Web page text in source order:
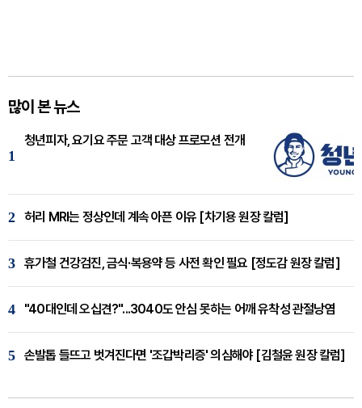
많이 본 뉴스
1
청년피자, 요기요 주문 고객 대상 프로모션 전개
2 허리 MRI는 정상인데 계속 아픈 이유 [차기용 원장 칼럼]
3 휴가철 건강검진, 금식·복용약 등 사전 확인 필요 [정도감 원장 칼럼]
4 "40대인데 오십견?"...3040도 안심 못하는 어깨 유착성 관절낭염
5 손발톱 들뜨고 벗겨진다면 '조갑박리증' 의심해야 [김철윤 원장 칼럼]